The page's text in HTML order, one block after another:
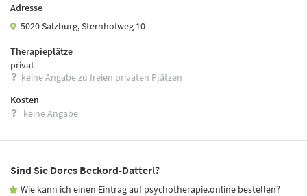
Adresse
5020 Salzburg, Sternhofweg 10
Therapieplätze
privat
keine Angabe zu freien privaten Plätzen
Kosten
keine Angabe
Sind Sie Dores Beckord-Datterl?
Wie kann ich einen Eintrag auf psychotherapie.online bestellen?